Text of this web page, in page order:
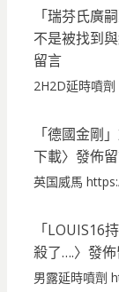
「瑞芬氏廣
不是被找到
留言
2H2D延時噴
「德國金剛
下載〉發佈
英国威馬
「LOUIS16
殺了….〉發
男露延時噴劑